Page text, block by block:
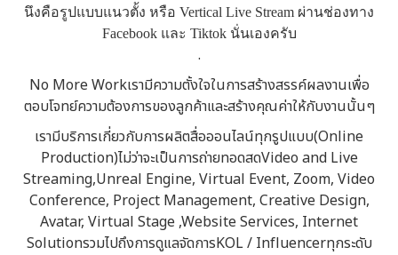
นึงคือรูปแบบแนวตั้ง หรือ Vertical Live Stream ผ่านช่องทาง
Facebook และ Tiktok นั่นเองครับ
.
No More Workเรามีความตั้งใจในการสร้างสรรค์ผลงานเพื่อ
ตอบโจทย์ความต้องการของลูกค้าและสร้างคุณค่าให้กับงานนั้นๆ
เรามีบริการเกี่ยวกับการผลิตสื่อออนไลน์ทุกรูปแบบ(Online
Production)ไม่ว่าจะเป็นการถ่ายทอดสดVideo and Live
Streaming,Unreal Engine, Virtual Event, Zoom, Video
Conference, Project Management, Creative Design,
Avatar, Virtual Stage ,Website Services, Internet
SolutionรวมไปถึงการดูแลจัดการKOL / Influencerทุกระดับ